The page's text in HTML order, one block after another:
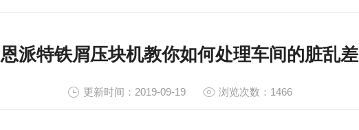
恩派特铁屑压块机教你如何处理车间的脏乱差
更新时间：2019-09-19 浏览次数：1466